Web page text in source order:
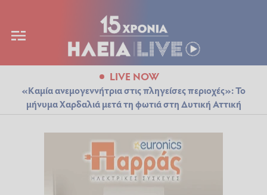
LIVE NOW
«Καμία ανεμογεννήτρια στις πληγείσες περιοχές»: Το
μήνυμα Χαρδαλιά μετά τη φωτιά στη Δυτική Αττική